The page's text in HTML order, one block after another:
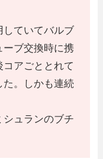
していてバルブ
ーブ交換時に携
アごととれて
た。しかも連続
ュランのブチ